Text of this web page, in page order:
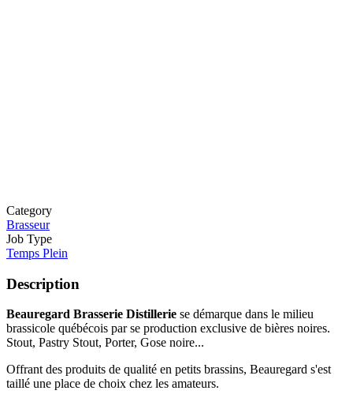
Category
Brasseur
Job Type
Temps Plein
Description
Beauregard Brasserie Distillerie se démarque dans le milieu
brassicole québécois par se production exclusive de bières noires.
Stout, Pastry Stout, Porter, Gose noire...
Offrant des produits de qualité en petits brassins, Beauregard s'est
taillé une place de choix chez les amateurs.